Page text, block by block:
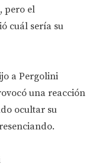
pero el
cuál sería su
a Pergolini
una reacción
ocultar su